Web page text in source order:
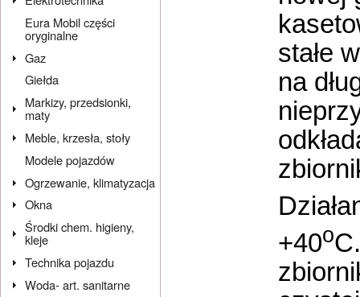
Eura Mobil części
oryginalne
Gaz
Giełda
Markizy, przedsionki,
maty
Meble, krzesła, stoły
Modele pojazdów
Ogrzewanie, klimatyzacja
Okna
Środki chem. higieny,
kleje
Technika pojazdu
Woda- art. sanitarne
stałe
na
+40o